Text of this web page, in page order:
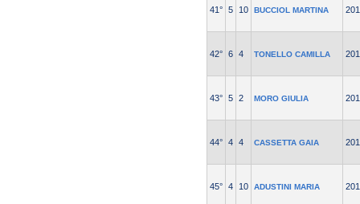
41° 5 10 BUCCIOL MARTINA
42° 6 4 TONELLO CAMILLA
43° 5 2 MORO GIULIA
44° 4 4 CASSETTA GAIA
45° 4 10 ADUSTINI MARIA